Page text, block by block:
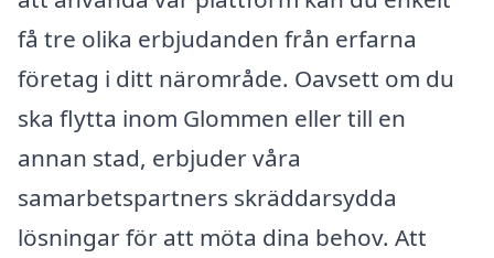
få tre olika erbjudanden från erfarna
företag i ditt närområde. Oavsett om du
ska flytta inom Glommen eller till en
annan stad, erbjuder våra
samarbetspartners skräddarsydda
lösningar för att möta dina behov. Att